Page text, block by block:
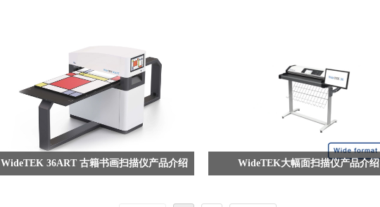
WideTEK 36ART 古籍书画扫描仪产品介绍 WideTEK大幅面扫描仪产品介绍